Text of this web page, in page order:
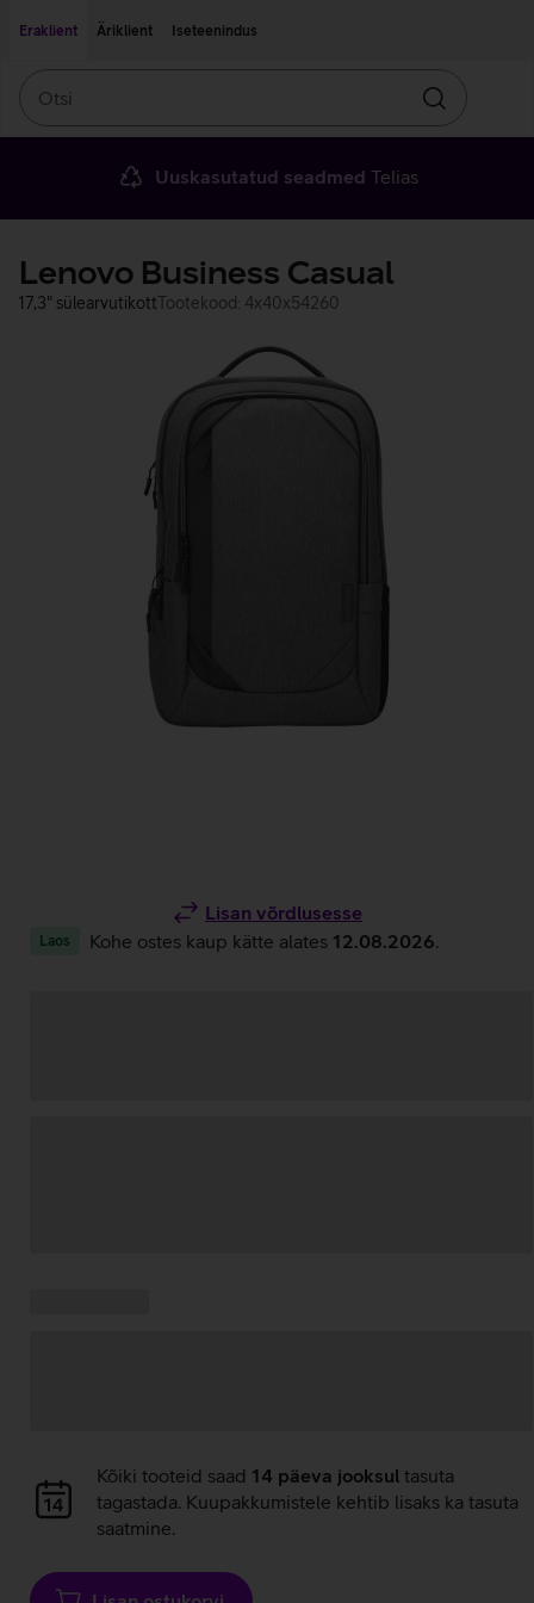
Eraklient
Äriklient Iseteenindus
Otsin
Uuskasutatud seadmed Telias
Lenovo Business Casual
17,3" sülearvutikottTootekood: 4x40x54260
Lisan võrdlusesse
Laos Kohe ostes kaup kätte alates 12.08.2026
Andmete
laadimine
Kõiki tooteid saad 14 päeva jooksul tasuta
tagastada. Kuupakkumistele kehtib lisaks ka tasuta
saatmine.